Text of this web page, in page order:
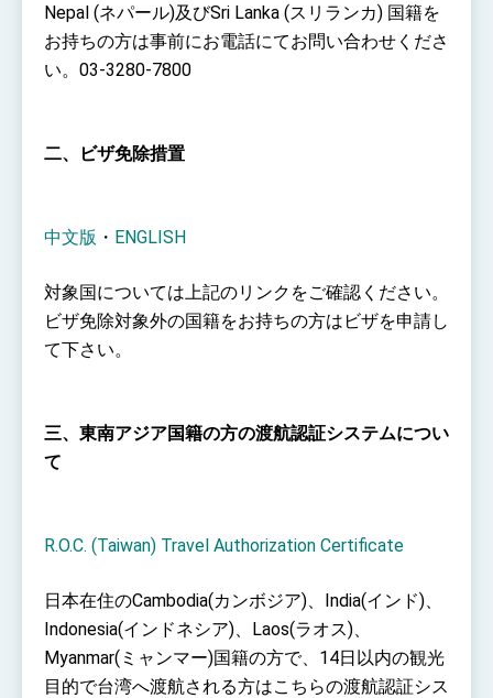
Nepal (ネパール)及びSri Lanka (スリランカ) 国籍を
お持ちの方は事前にお電話にてお問い合わせくださ
い。03-3280-7800
二、ビザ免除措置
中文版 ・ ENGLISH
対象国については上記のリンクをご確認ください。
ビザ免除対象外の国籍をお持ちの方はビザを申請し
て下さい。
三、東南アジア国籍の方の渡航認証システムについ
て
R.O.C. (Taiwan) Travel Authorization Certificate
日本在住のCambodia(カンボジア)、India(インド)、
Indonesia(インドネシア)、Laos(ラオス)、
Myanmar(ミャンマー)国籍の方で、14日以内の観光
目的で台湾へ渡航される方はこちらの渡航認証シス